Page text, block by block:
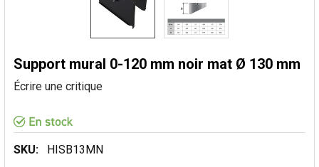
Support mural 0-120 mm noir mat Ø 130 mm
Écrire une critique
SKU: HISB13MN